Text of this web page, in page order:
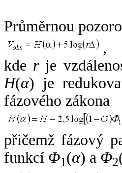
Průměrnou
,
kde rje
H(α) je
fázového zákona
přičemž fázový
funkcí Φ1(α) a Φ2